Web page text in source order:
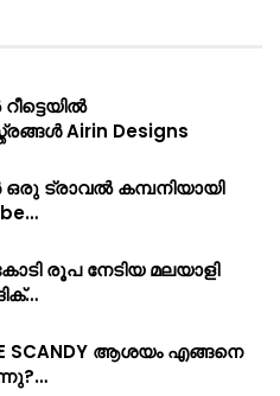
Airin Designs
ട്രാവൽ കമ്പനിയായി
രൂപ നേടിയ മലയാളി
SCANDY ആശയം എങ്ങനെ